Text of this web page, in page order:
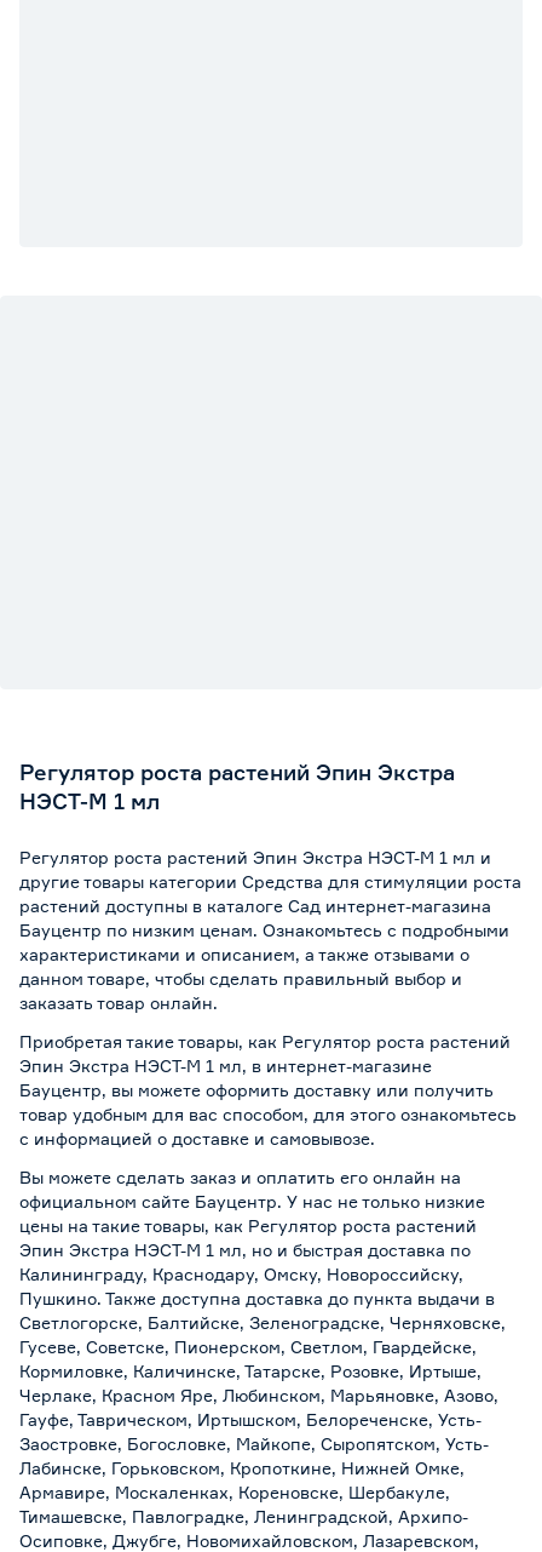
Регулятор роста растений Эпин Экстра
НЭСТ-М 1 мл
Регулятор роста растений Эпин Экстра НЭСТ-М 1 мл и
другие товары категории Средства для стимуляции роста
растений доступны в каталоге Сад интернет-магазина
Бауцентр по низким ценам. Ознакомьтесь с подробными
характеристиками и описанием, а также отзывами о
данном товаре, чтобы сделать правильный выбор и
заказать товар онлайн.
Приобретая такие товары, как Регулятор роста растений
Эпин Экстра НЭСТ-М 1 мл, в интернет-магазине
Бауцентр, вы можете оформить доставку или получить
товар удобным для вас способом, для этого ознакомьтесь
с информацией о доставке и самовывозе.
Вы можете сделать заказ и оплатить его онлайн на
официальном сайте Бауцентр. У нас не только низкие
цены на такие товары, как Регулятор роста растений
Эпин Экстра НЭСТ-М 1 мл, но и быстрая доставка по
Калининграду, Краснодару, Омску, Новороссийску,
Пушкино. Также доступна доставка до пункта выдачи в
Светлогорске, Балтийске, Зеленоградске, Черняховске,
Гусеве, Советске, Пионерском, Светлом, Гвардейске,
Кормиловке, Каличинске, Татарске, Розовке, Иртыше,
Черлаке, Красном Яре, Любинском, Марьяновке, Азово,
Гауфе, Таврическом, Иртышском, Белореченске, Усть-
Заостровке, Богословке, Майкопе, Сыропятском, Усть-
Лабинске, Горьковском, Кропоткине, Нижней Омке,
Армавире, Москаленках, Кореновске, Шербакуле,
Тимашевске, Павлоградке, Ленинградской, Архипо-
Осиповке, Джубге, Новомихайловском, Лазаревском,